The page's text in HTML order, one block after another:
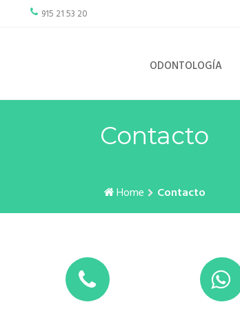
915 21 53 20
ODONTOLOGÍA
Contacto
Home Contacto